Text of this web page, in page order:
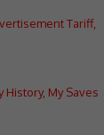
Tariff,
History, My Saves